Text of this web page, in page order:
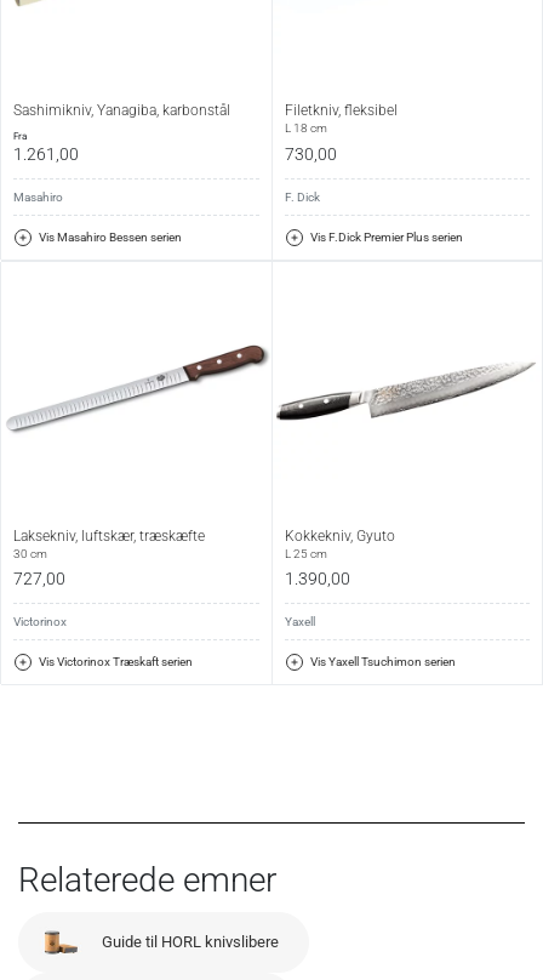
Sashimikniv, Yanagiba, karbonstål
fra
1.261,00
Masahiro
Vis Masahiro Bessen serien
Filetkniv, fleksibel
L 18 cm
730,00
F. Dick
Vis F.Dick Premier Plus serien
Laksekniv, luftskær, træskæfte
30 cm
727,00
Victorinox
Vis Victorinox Træskaft serien
Kokkekniv, Gyuto
L 25 cm
1.390,00
Yaxell
Vis Yaxell Tsuchimon serien
Relaterede emner
Guide til HORL knivslibere